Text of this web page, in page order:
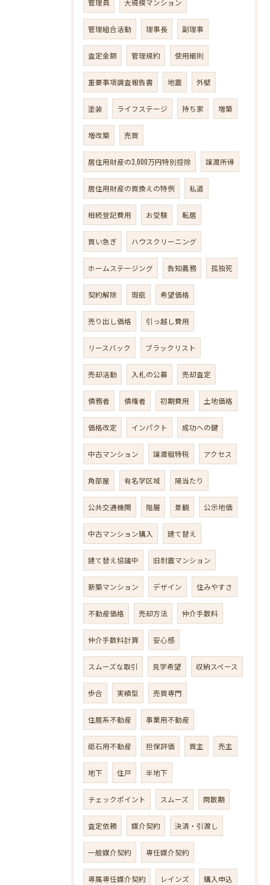
管理員 大規模マンション
管理組合活動 理事長 副理事
査定金額 管理規約 使用細則
重要事項調査報告書 地震 外壁
塗装 ライフステージ 持ち家 増築
増改築 売買
居住用財産の3,000万円特別控除 譲渡所得
居住用財産の買換えの特例 私道
相続登記費用 お受験 転居
買い急ぎ ハウスクリーニング
ホームステージング 告知義務 孤独死
契約解除 瑕疵 希望価格
売り出し価格 引っ越し費用
リースバック ブラックリスト
売却活動 入札の公募 売却査定
債務者 債権者 初期費用 土地価格
価格改定 インパクト 成功への鍵
中古マンション 譲渡租特税 アクセス
角部屋 有名学区域 陽当たり
公共交通機関 階層 景観 公示地価
中古マンション購入 建て替え
建て替え協議中 旧耐震マンション
新築マンション デザイン 住みやすさ
不動産価格 売却方法 仲介手数料
仲介手数料計算 安心感
スムーズな取引 見学希望 収納スペース
歩合 実績型 売買専門
住居系不動産 事業用不動産
砥石用不動産 担保評価 買主 売主
地下 住戸 半地下
チェックポイント スムーズ 閑散期
査定依頼 媒介契約 決済・引渡し
一般媒介契約 専任媒介契約
専属専任媒介契約 レインズ 購入申込